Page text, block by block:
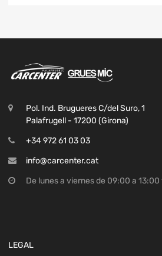
Pol. Ind. Brugueres C/del Suro, 1
Palafrugell - 17200 (Girona)
+34 972 61 03 03
info@carcenter.cat
De lunes a viernes de 09:00 a
LEGAL